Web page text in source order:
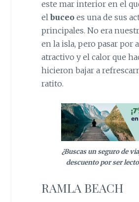
este mar interior en el
el buceoes una de sus
principales. No era
en la isla, pero pasar por
atractivo y el calor que
hicieron bajar a
ratito.
¿Buscas un seguro de
descuento por ser
RAMLA BEACH